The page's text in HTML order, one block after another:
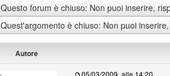
Questo forum è chiuso: Non puoi inserire,
Quest'argomento è chiuso: Non puoi
Autore
05/03/2009, alle 14:20